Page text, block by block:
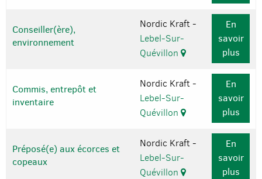
Conseiller(ère),
environnement
Nordic Kraft -
Lebel-Sur-
Quévillon
En
savoir
plus
Commis, entrepôt et
inventaire
Nordic Kraft -
Lebel-Sur-
Quévillon
En
savoir
plus
Préposé(e) aux écorces et
copeaux
Nordic Kraft -
Lebel-Sur-
Quévillon
En
savoir
plus